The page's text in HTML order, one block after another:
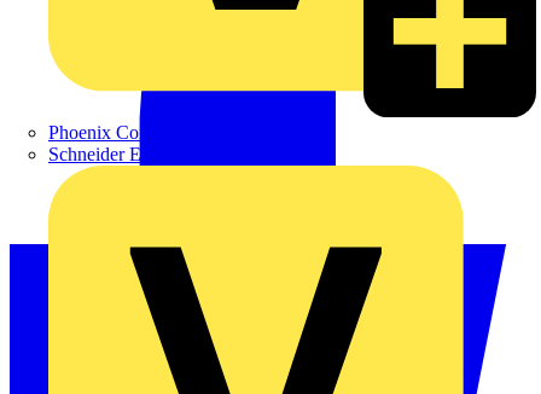
Phoenix Contact
Schneider Electric